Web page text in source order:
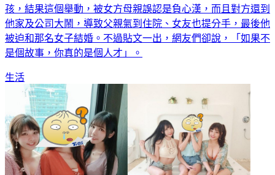
孩，結果這個舉動，被女方母親誤認是負心漢，而且對方還到
他家及公司大鬧，導致父親氣到住院、女友也提分手，最後他
被迫和那名女子結婚。不過貼文一出，網友們卻說，「如果不
是個故事，你真的是個人才」。
生活